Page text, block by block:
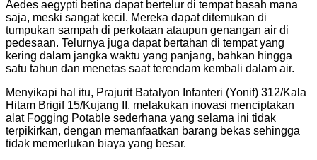
Aedes aegypti betina dapat bertelur di tempat basah mana
saja, meski sangat kecil. Mereka dapat ditemukan di
tumpukan sampah di perkotaan ataupun genangan air di
pedesaan. Telurnya juga dapat bertahan di tempat yang
kering dalam jangka waktu yang panjang, bahkan hingga
satu tahun dan menetas saat terendam kembali dalam air.
Menyikapi hal itu, Prajurit Batalyon Infanteri (Yonif) 312/Kala
Hitam Brigif 15/Kujang II, melakukan inovasi menciptakan
alat Fogging Potable sederhana yang selama ini tidak
terpikirkan, dengan memanfaatkan barang bekas sehingga
tidak memerlukan biaya yang besar.